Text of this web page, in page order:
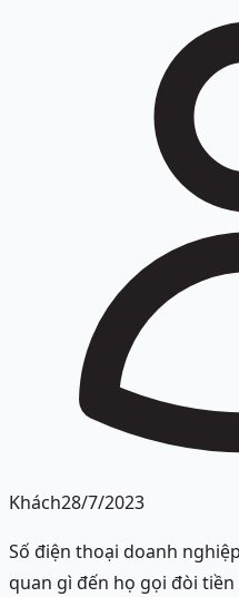
Khách28/7/2023
Số điện thoại doanh
quan gì đến họ gọi đòi